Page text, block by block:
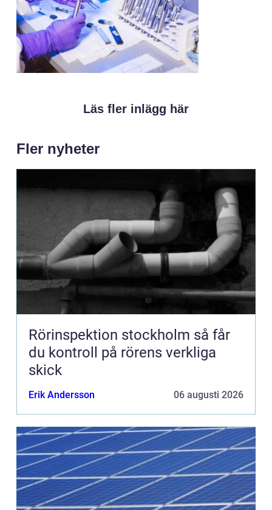
Läs fler inlägg här
Fler nyheter
Rörinspektion stockholm så får
du kontroll på rörens verkliga
skick
Erik Andersson 06 augusti 2026